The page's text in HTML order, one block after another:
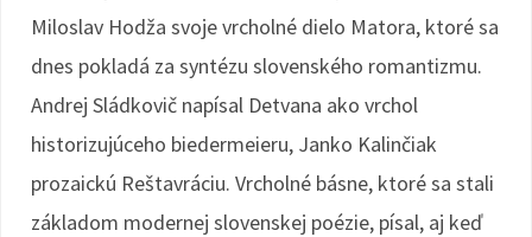
Miloslav Hodža svoje vrcholné dielo Matora, ktoré sa
dnes pokladá za syntézu slovenského romantizmu.
Andrej Sládkovič napísal Detvana ako vrchol
historizujúceho biedermeieru, Janko Kalinčiak
prozaickú Reštavráciu. Vrcholné básne, ktoré sa stali
základom modernej slovenskej poézie, písal, aj keď